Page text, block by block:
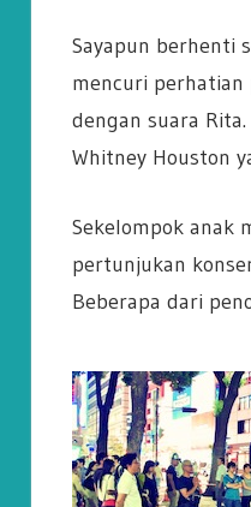
Sayapun berhenti
mencuri perhatian
dengan suara
Whitney Houston
Sekelompok anak
pertunjukan
Beberapa dari